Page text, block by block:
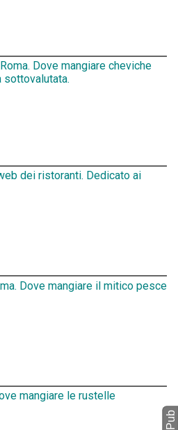
Dove mangiare cheviche
sottovalutata.
dei ristoranti. Dedicato ai
Dove mangiare il mitico pesce
mangiare le rustelle